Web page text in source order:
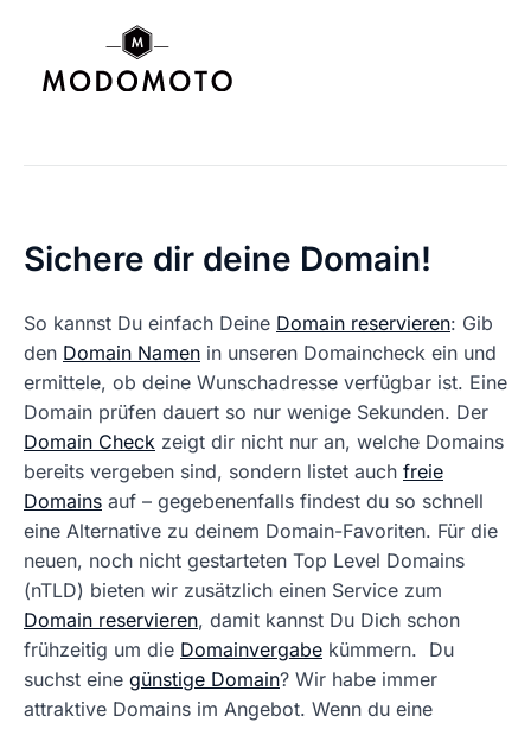
Sichere dir deine Domain!
So kannst Du einfach Deine Domain reservieren: Gib
den Domain Namen in unseren Domaincheck ein und
ermittele, ob deine Wunschadresse verfügbar ist. Eine
Domain prüfen dauert so nur wenige Sekunden. Der
Domain Check zeigt dir nicht nur an, welche Domains
bereits vergeben sind, sondern listet auch freie
Domains auf – gegebenenfalls findest du so schnell
eine Alternative zu deinem Domain-Favoriten. Für die
neuen, noch nicht gestarteten Top Level Domains
(nTLD) bieten wir zusätzlich einen Service zum
Domain reservieren, damit kannst Du Dich schon
frühzeitig um die Domainvergabe kümmern. Du
suchst eine günstige Domain? Wir habe immer
attraktive Domains im Angebot. Wenn du eine